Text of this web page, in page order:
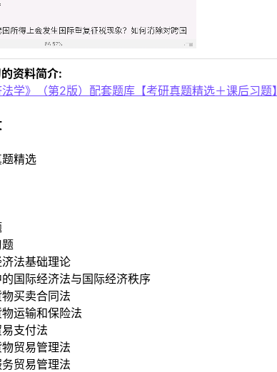
资料简介:
学》（第2版）配套题库【考研真题精选＋课后习题】
精选
法基础理论
国际经济法与国际经济秩序
买卖合同法
运输和保险法
支付法
贸易管理法
贸易管理法